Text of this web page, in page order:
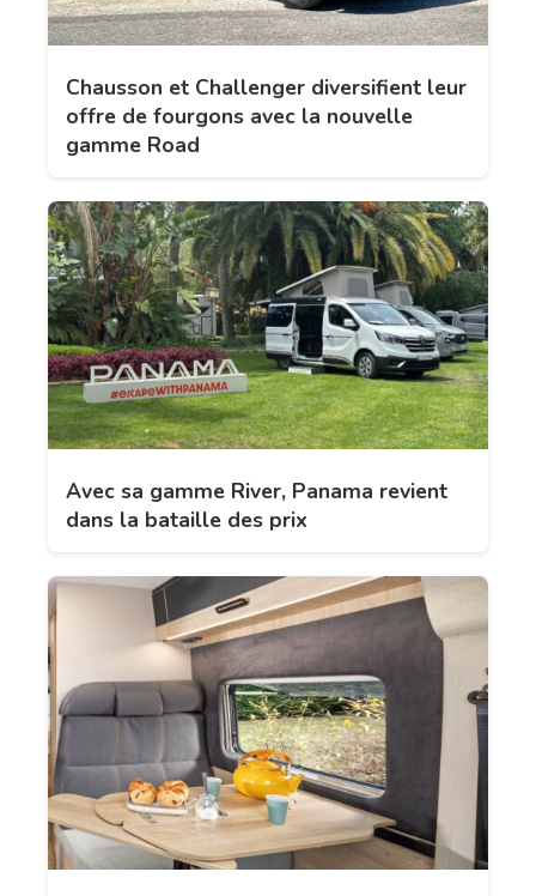
Chausson et Challenger diversifient leur
offre de fourgons avec la nouvelle
gamme Road
Avec sa gamme River, Panama revient
dans la bataille des prix